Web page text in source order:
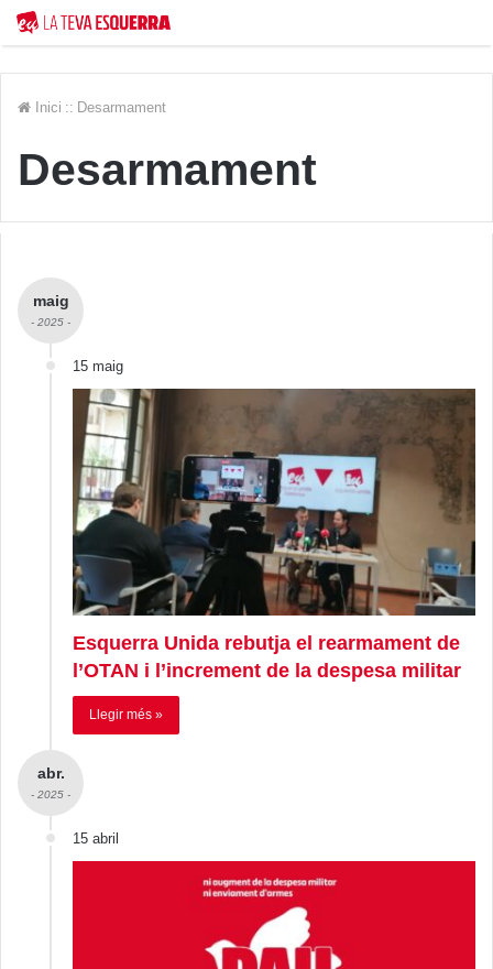
Inici :: Desarmament
Desarmament
maig
- 2025 -
15 maig
Esquerra Unida rebutja el rearmament de
l’OTAN i l’increment de la despesa militar
Llegir més »
abr.
- 2025 -
15 abril